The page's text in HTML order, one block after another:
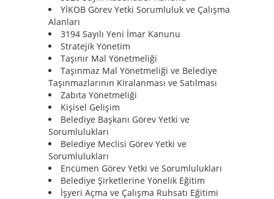
YİKOB Görev Yetki Sorumluluk ve Çalışma
Alanları
3194 Sayılı Yeni İmar Kanunu
Stratejik Yönetim
Taşınır Mal Yönetmeliği
Taşınmaz Mal Yönetmeliği ve Belediye
Taşınmazlarının Kiralanması ve Satılması
Zabıta Yönetmeliği
Kişisel Gelişim
Belediye Başkanı Görev Yetki ve
Sorumlulukları
Belediye Meclisi Görev Yetki ve
Sorumlulukları
Encümen Görev Yetki ve Sorumlulukları
Belediye Şirketlerine Yönelik Eğitim
İşyeri Açma ve Çalışma Ruhsatı Eğitimi